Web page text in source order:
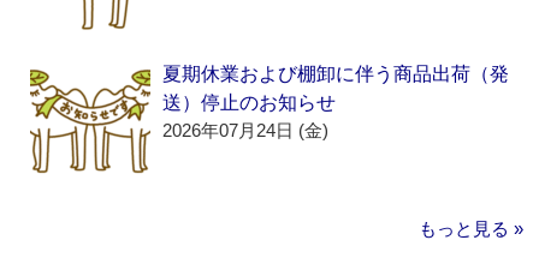
夏期休業および棚卸に伴う商品出荷（発
送）停止のお知らせ
2026年07月24日 (金)
もっと見る »